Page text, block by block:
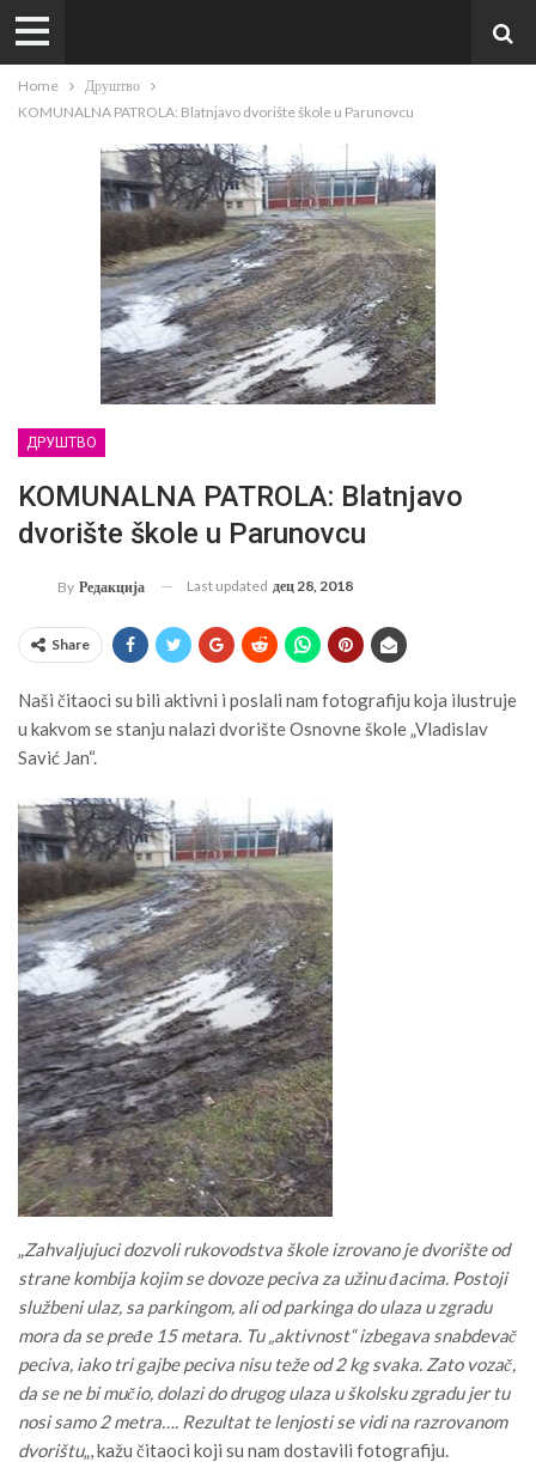
Home
Друштво
KOMUNALNA PATROLA: Blatnjavo dvorište škole u Parunovcu
ДРУШТВО
KOMUNALNA PATROLA: Blatnjavo
dvorište škole u Parunovcu
By Редакција Last updated дец 28, 2018
Share
Naši čitaoci su bili aktivni i poslali nam fotografiju koja ilustruje
u kakvom se stanju nalazi dvorište Osnovne škole „Vladislav
Savić Jan“.
„Zahvaljujuci dozvoli rukovodstva škole izrovano je dvorište od
strane kombija kojim se dovoze peciva za užinu đacima. Postoji
službeni ulaz, sa parkingom, ali od parkinga do ulaza u zgradu
mora da se pređe 15 metara. Tu „aktivnost“ izbegava snabdevač
peciva, iako tri gajbe peciva nisu teže od 2 kg svaka. Zato vozač,
da se ne bi mučio, dolazi do drugog ulaza u školsku zgradu jer tu
nosi samo 2 metra…. Rezultat te lenjosti se vidi na razrovanom
dvorištu„, kažu čitaoci koji su nam dostavili fotografiju.